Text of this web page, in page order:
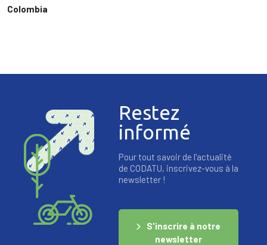
Colombia
Restez
informé
Pour tout savoir de l'actualité
de CODATU, inscrivez-vous à la
newsletter !
S'inscrire à notre
newsletter